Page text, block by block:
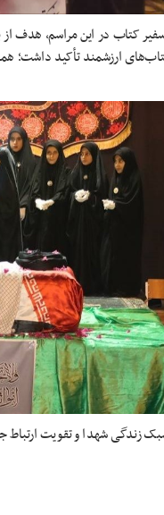
کتاب در این مراسم، هدف از
ارزشمند تأکید داشت؛
زندگی شهدا و تقویت ارتباط